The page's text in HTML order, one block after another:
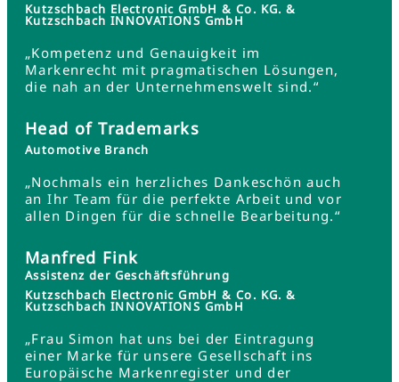
Kutzschbach Electronic GmbH & Co. KG. &
Kutzschbach INNOVATIONS GmbH
„Kompetenz und Genauigkeit im
Markenrecht mit pragmatischen Lösungen,
die nah an der Unternehmenswelt sind.“
Head of Trademarks
Automotive Branch
„Nochmals ein herzliches Dankeschön auch
an Ihr Team für die perfekte Arbeit und vor
allen Dingen für die schnelle Bearbeitung.“
Manfred Fink
Assistenz der Geschäftsführung
Kutzschbach Electronic GmbH & Co. KG. &
Kutzschbach INNOVATIONS GmbH
„Frau Simon hat uns bei der Eintragung
einer Marke für unsere Gesellschaft ins
Europäische Markenregister und der